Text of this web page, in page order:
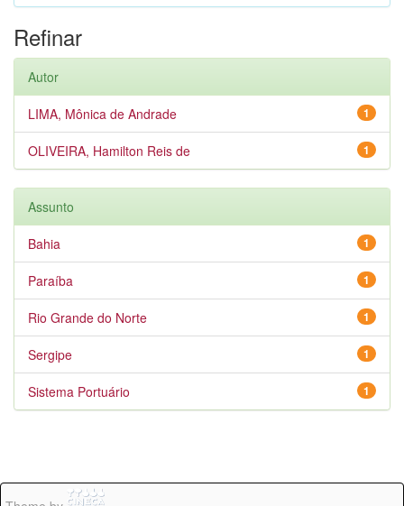
Refinar
Autor
1
LIMA, Mônica de Andrade
1
OLIVEIRA, Hamilton Reis de
Assunto
1
Bahia
1
Paraíba
1
Rio Grande do Norte
1
Sergipe
1
Sistema Portuário